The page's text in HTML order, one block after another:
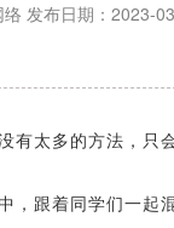
络 发布日期：2023-
太多的方法，只
跟着同学们一起